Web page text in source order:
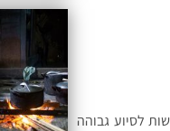
לסיוע גבוהה